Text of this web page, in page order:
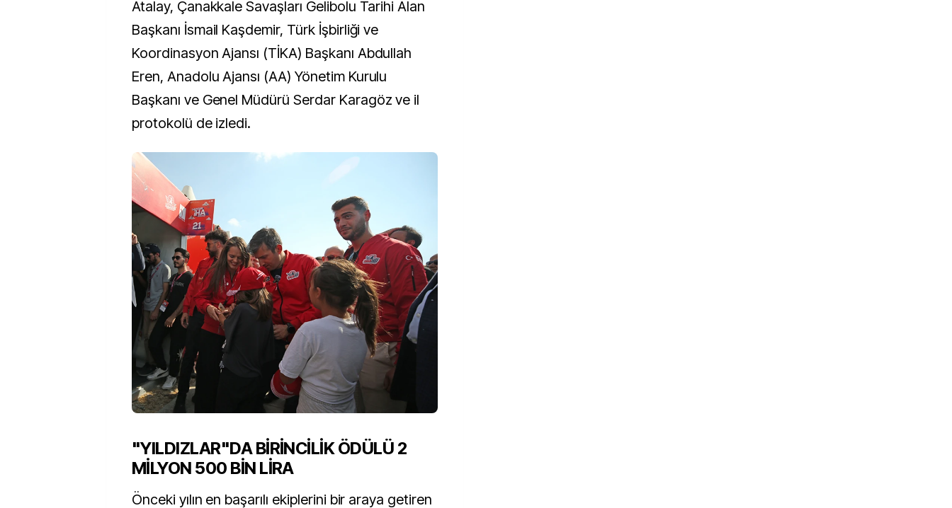
Atalay, Çanakkale Savaşları Gelibolu Tarihi Alan
Başkanı İsmail Kaşdemir, Türk İşbirliği ve
Koordinasyon Ajansı (TİKA) Başkanı Abdullah
Eren, Anadolu Ajansı (AA) Yönetim Kurulu
Başkanı ve Genel Müdürü Serdar Karagöz ve il
protokolü de izledi.
"YILDIZLAR"DA BİRİNCİLİK ÖDÜLÜ 2
MİLYON 500 BİN LİRA
Önceki yılın en başarılı ekiplerini bir araya getiren